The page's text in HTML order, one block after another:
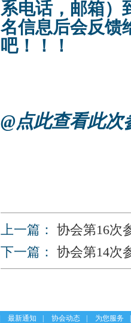
系电话，邮箱）
名信息后会反馈
吧！！！
@点此查看此
上一篇： 协会第16次
下一篇： 协会第14次
最新通知 协会动态 为您服务